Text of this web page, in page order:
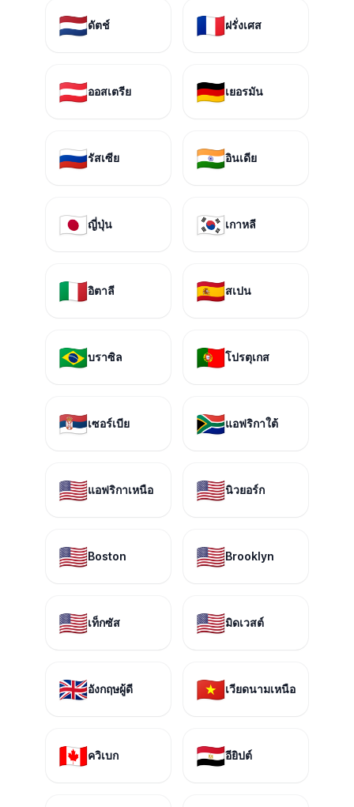
🇳🇱ดัตช์ 🇫🇷ฝรั่งเศส
🇦🇹ออสเตรีย 🇩🇪เยอรมัน
🇷🇺รัสเซีย 🇮🇳อินเดีย
🇯🇵ญี่ปุ่น 🇰🇷เกาหลี
🇮🇹อิตาลี 🇪🇸สเปน
🇧🇷บราซิล 🇵🇹โปรตุเกส
🇷🇸เซอร์เบีย 🇿🇦แอฟริกาใต้
🇺🇸แอฟริกาเหนือ 🇺🇸นิวยอร์ก
🇺🇸Boston 🇺🇸Brooklyn
🇺🇸เท็กซัส 🇺🇸มิดเวสต์
🇬🇧อังกฤษผู้ดี 🇻🇳เวียดนามเหนือ
🇨🇦ควิเบก 🇪🇬อียิปต์